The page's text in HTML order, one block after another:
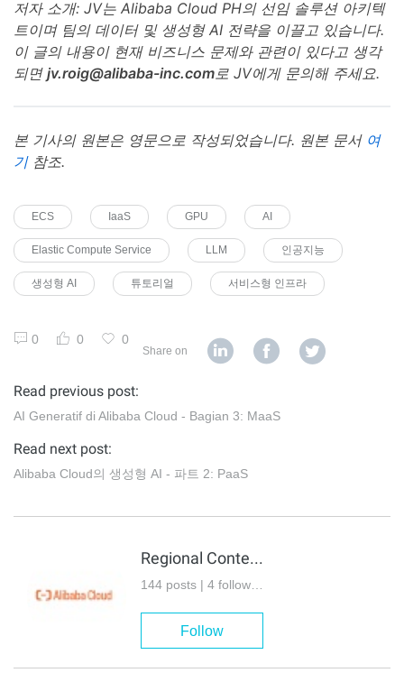
저자 소개: JV는 Alibaba Cloud PH의 선임 솔루션 아키텍
트이며 팀의 데이터 및 생성형 AI 전략을 이끌고 있습니다.
이 글의 내용이 현재 비즈니스 문제와 관련이 있다고 생각
되면 jv.roig@alibaba-inc.com 로 JV에게 문의해 주세요.
본 기사의 원본은 영문으로 작성되었습니다. 원본 문서 여
기참조.
ECS IaaS GPU AI
Elastic Compute Service LLM 인공지능
생성형 AI 튜토리얼 서비스형 인프라
0 0 0
Share on
Read previous post:
AI Generatif di Alibaba Cloud - Bagian 3: MaaS
Read next post:
Alibaba Cloud의 생성형 AI - 파트 2: PaaS
Regional Content Hub
Follow